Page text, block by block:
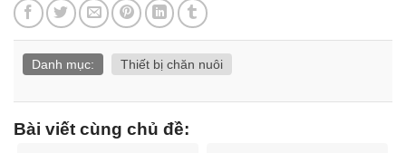
Danh mục: Thiết bị chăn nuôi
Bài viết cùng chủ đề: